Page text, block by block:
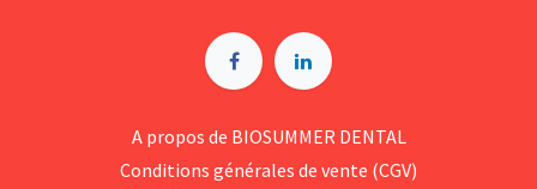
A p​ropos de BIOSUMMER DENTAL
Conditions générales d​e vente (CGV)